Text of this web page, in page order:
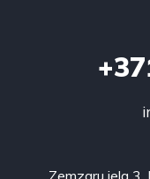
Zemzaru iela 3,